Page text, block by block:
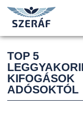
TOP 5
KIFOGÁSOK
ADÓSOKTÓL